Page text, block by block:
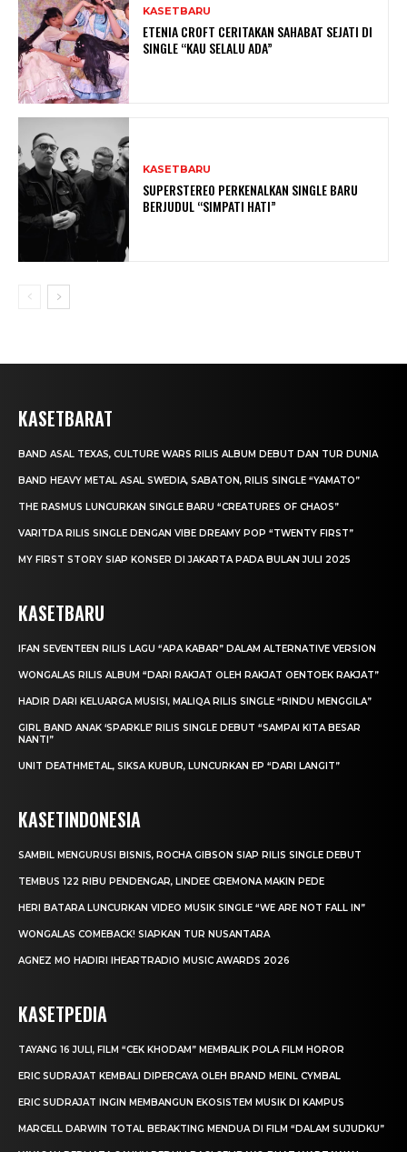
KASETBARU
ETENIA CROFT CERITAKAN SAHABAT SEJATI DI
SINGLE “KAU SELALU ADA”
KASETBARU
SUPERSTEREO PERKENALKAN SINGLE BARU
BERJUDUL “SIMPATI HATI”
KASETBARAT
BAND ASAL TEXAS, CULTURE WARS RILIS ALBUM DEBUT DAN TUR DUNIA
BAND HEAVY METAL ASAL SWEDIA, SABATON, RILIS SINGLE “YAMATO”
THE RASMUS LUNCURKAN SINGLE BARU “CREATURES OF CHAOS”
VARITDA RILIS SINGLE DENGAN VIBE DREAMY POP “TWENTY FIRST”
MY FIRST STORY SIAP KONSER DI JAKARTA PADA BULAN JULI 2025
KASETBARU
IFAN SEVENTEEN RILIS LAGU “APA KABAR” DALAM ALTERNATIVE VERSION
WONGALAS RILIS ALBUM “DARI RAKJAT OLEH RAKJAT OENTOEK RAKJAT”
HADIR DARI KELUARGA MUSISI, MALIQA RILIS SINGLE “RINDU MENGGILA”
GIRL BAND ANAK ‘SPARKLE’ RILIS SINGLE DEBUT “SAMPAI KITA BESAR
NANTI”
UNIT DEATHMETAL, SIKSA KUBUR, LUNCURKAN EP “DARI LANGIT”
KASETINDONESIA
SAMBIL MENGURUSI BISNIS, ROCHA GIBSON SIAP RILIS SINGLE DEBUT
TEMBUS 122 RIBU PENDENGAR, LINDEE CREMONA MAKIN PEDE
HERI BATARA LUNCURKAN VIDEO MUSIK SINGLE “WE ARE NOT FALL IN”
WONGALAS COMEBACK! SIAPKAN TUR NUSANTARA
AGNEZ MO HADIRI IHEARTRADIO MUSIC AWARDS 2026
KASETPEDIA
TAYANG 16 JULI, FILM “CEK KHODAM” MEMBALIK POLA FILM HOROR
ERIC SUDRAJAT KEMBALI DIPERCAYA OLEH BRAND MEINL CYMBAL
ERIC SUDRAJAT INGIN MEMBANGUN EKOSISTEM MUSIK DI KAMPUS
MARCELL DARWIN TOTAL BERAKTING MENDUA DI FILM “DALAM SUJUDKU”